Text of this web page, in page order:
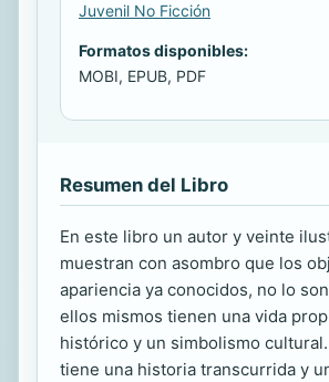
Juvenil No Ficción
Formatos disponibles:
MOBI, EPUB, PDF
Resumen del Libro
En este libro un autor y veinte
muestran con asombro que los
apariencia ya conocidos, no lo
ellos mismos tienen una vida
histórico y un simbolismo
tiene una historia transcurrida y